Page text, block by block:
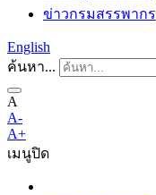
ข่าวกรมสรรพากร
English
ค้นหา...
A
A-
A+
เมนูปิด